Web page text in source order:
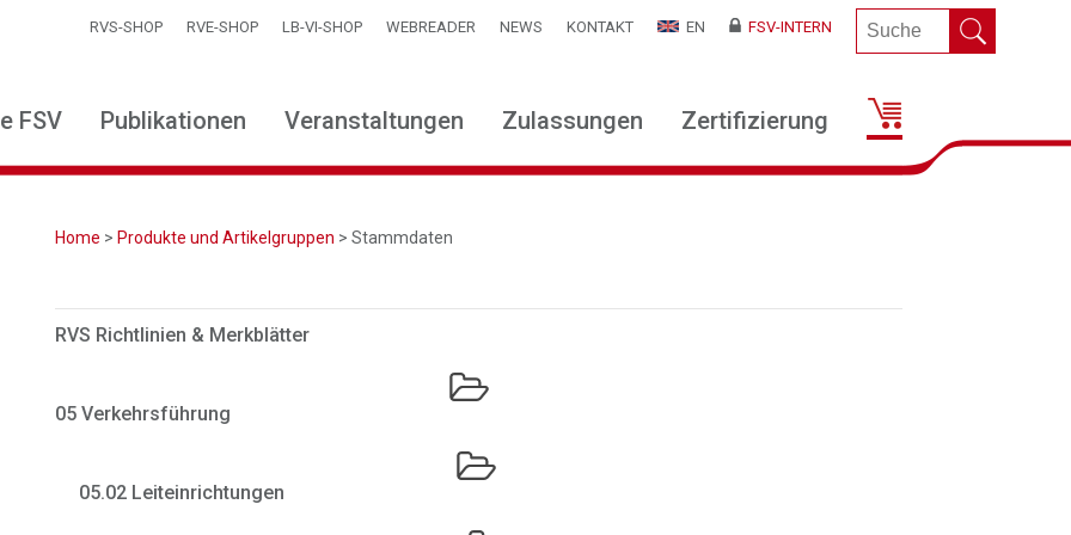
RVS-SHOP RVE-SHOP LB-VI-SHOP WEBREADER NEWS KONTAKT EN FSV-INTERN
FSV Publikationen Veranstaltungen Zulassungen Zertifizierung
Home > Produkte und Artikelgruppen > Stammdaten
RVS Richtlinien & Merkblätter
05 Verkehrsführung
05.02 Leiteinrichtungen